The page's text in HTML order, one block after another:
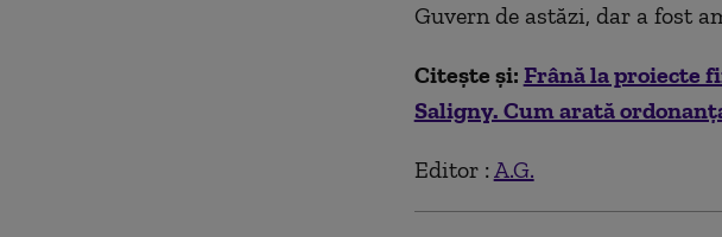
Guvern de astăzi, dar a fost
Citește și: Frână la proiecte
Saligny. Cum arată
Editor : A.G.